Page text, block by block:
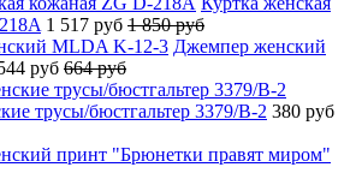
1 517 руб 1 850 руб
Джемпер женский
руб 664 руб
трусы/бюстгальтер 3379/B-2 380 руб